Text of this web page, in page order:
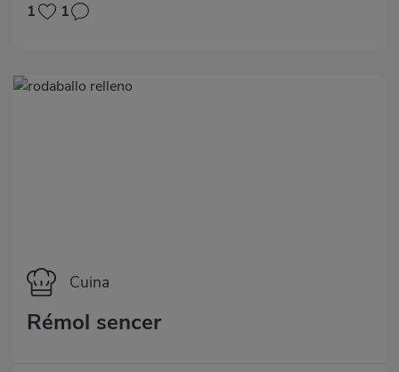
1 1
Categoría
Cuina
Rémol sencer